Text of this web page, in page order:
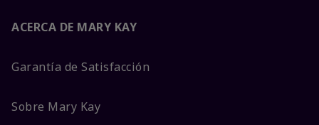
ACERCA DE MARY KAY
Garantía de Satisfacción
Sobre Mary Kay